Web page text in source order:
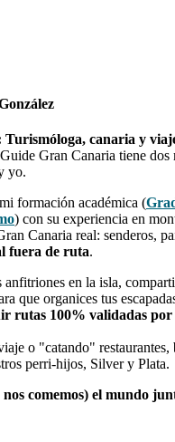
Turismóloga, canaria y
Gran Canaria tiene dos
yo.
formación académica (
) con su experiencia en
Canaria real: senderos,
fuera de ruta.
anfitriones en la isla,
que organices tus
rutas 100% validadas por
o "catando" restaurantes,
perri-hijos, Silver y Plata.
comemos) el mundo